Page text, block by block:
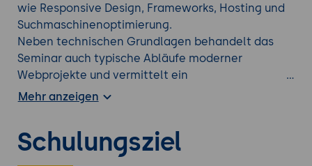
wie Responsive Design, Frameworks, Hosting und
Suchmaschinenoptimierung.
Neben technischen Grundlagen behandelt das
Seminar auch typische Abläufe moderner
Webprojekte und vermittelt ein
Gesamtverständnis für die Architektur moderner
welche Rolle Datenbanken, Server und
Deployment spielen. Zusätzlich erhalten Sie einen
Mehr anzeigen
Schulungsziel